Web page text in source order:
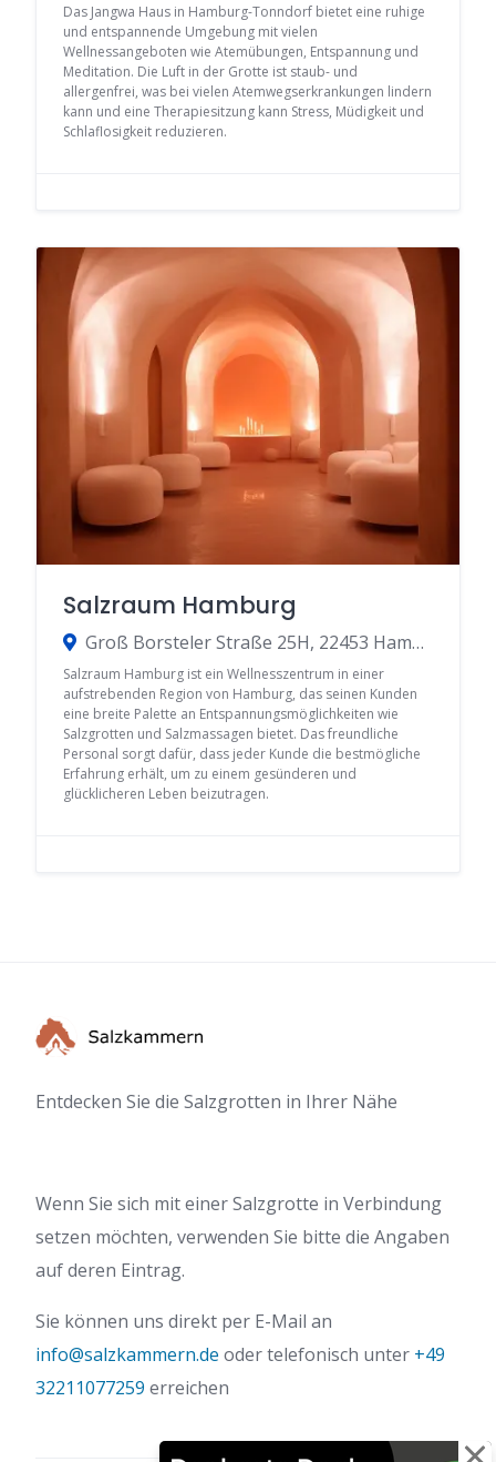
Das Jangwa Haus in Hamburg-Tonndorf bietet eine ruhige
und entspannende Umgebung mit vielen
Wellnessangeboten wie Atemübungen, Entspannung und
Meditation. Die Luft in der Grotte ist staub- und
allergenfrei, was bei vielen Atemwegserkrankungen lindern
kann und eine Therapiesitzung kann Stress, Müdigkeit und
Schlaflosigkeit reduzieren.
Salzraum Hamburg
Groß Borsteler Straße 25H, 22453 Hamburg, Germany
Salzraum Hamburg ist ein Wellnesszentrum in einer
aufstrebenden Region von Hamburg, das seinen Kunden
eine breite Palette an Entspannungsmöglichkeiten wie
Salzgrotten und Salzmassagen bietet. Das freundliche
Personal sorgt dafür, dass jeder Kunde die bestmögliche
Erfahrung erhält, um zu einem gesünderen und
glücklicheren Leben beizutragen.
Entdecken Sie die Salzgrotten in Ihrer Nähe
Wenn Sie sich mit einer Salzgrotte in Verbindung
setzen möchten, verwenden Sie bitte die Angaben
auf deren Eintrag.
Sie können uns direkt per E-Mail an
info@salzkammern.de oder telefonisch unter +49
32211077259 erreichen